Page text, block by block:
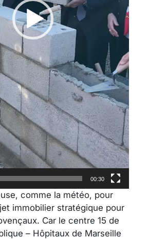
00:30
comme la météo, pour
immobilier stratégique pour
Car le centre 15 de
– Hôpitaux de Marseille